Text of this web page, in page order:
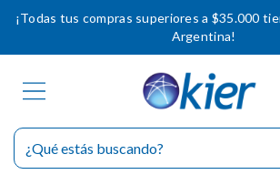
¡Todas tus compras superiores a $35.000
Argentina!